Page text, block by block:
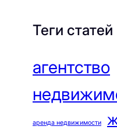
Теги статей
агентство
аренда недвижимости